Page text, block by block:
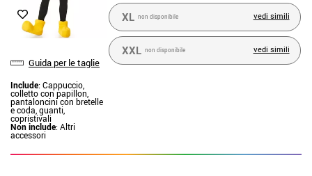
Guida per le taglie
Include: Cappuccio,
colletto con papillon,
pantaloncini con bretelle
e coda, guanti,
copristivali
Non include: Altri
accessori
XL non disponibile vedi simili
XXL non disponibile vedi simili